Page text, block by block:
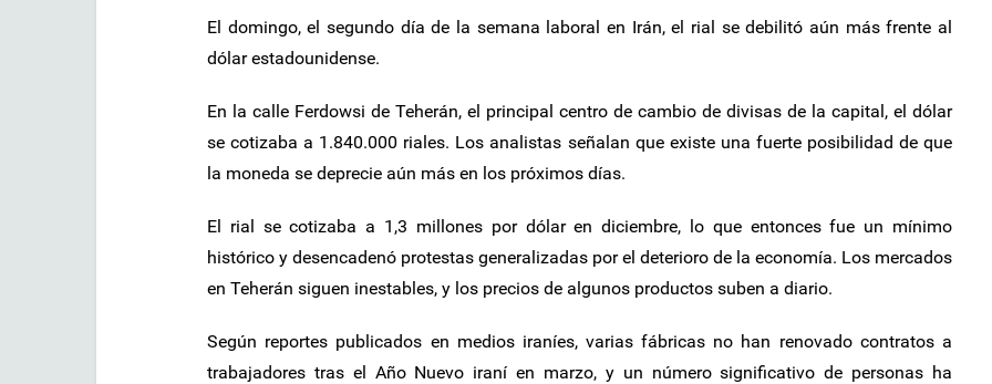
El domingo, el segundo día de la semana laboral en Irán, el rial se debilitó aún más frente al
dólar estadounidense.
En la calle Ferdowsi de Teherán, el principal centro de cambio de divisas de la capital, el dólar
se cotizaba a 1.840.000 riales. Los analistas señalan que existe una fuerte posibilidad de que
la moneda se deprecie aún más en los próximos días.
El rial se cotizaba a 1,3 millones por dólar en diciembre, lo que entonces fue un mínimo
histórico y desencadenó protestas generalizadas por el deterioro de la economía. Los mercados
en Teherán siguen inestables, y los precios de algunos productos suben a diario.
Según reportes publicados en medios iraníes, varias fábricas no han renovado contratos a
trabajadores tras el Año Nuevo iraní en marzo, y un número significativo de personas ha